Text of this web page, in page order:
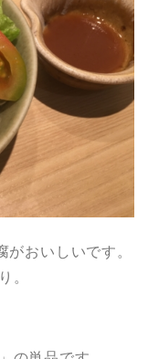
おいしいです。
。